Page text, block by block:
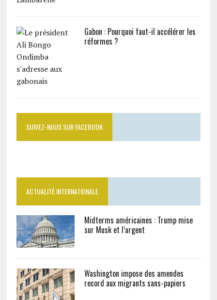
Gabon : Pourquoi faut-il accélérer les
réformes ?
SUIVEZ-NOUS SUR FACEBOOK
ACTUALITÉ INTERNATIONALE
Midterms américaines : Trump mise
sur Musk et l’argent
Washington impose des amendes
record aux migrants sans-papiers